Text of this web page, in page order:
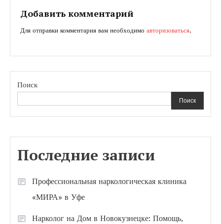
записям
Добавить комментарий
Для отправки комментария вам необходимо авторизоваться.
Поиск
Поиск
Последние записи
Профессиональная наркологическая клиника
«МИРА» в Уфе
Нарколог на Дом в Новокузнецке: Помощь,